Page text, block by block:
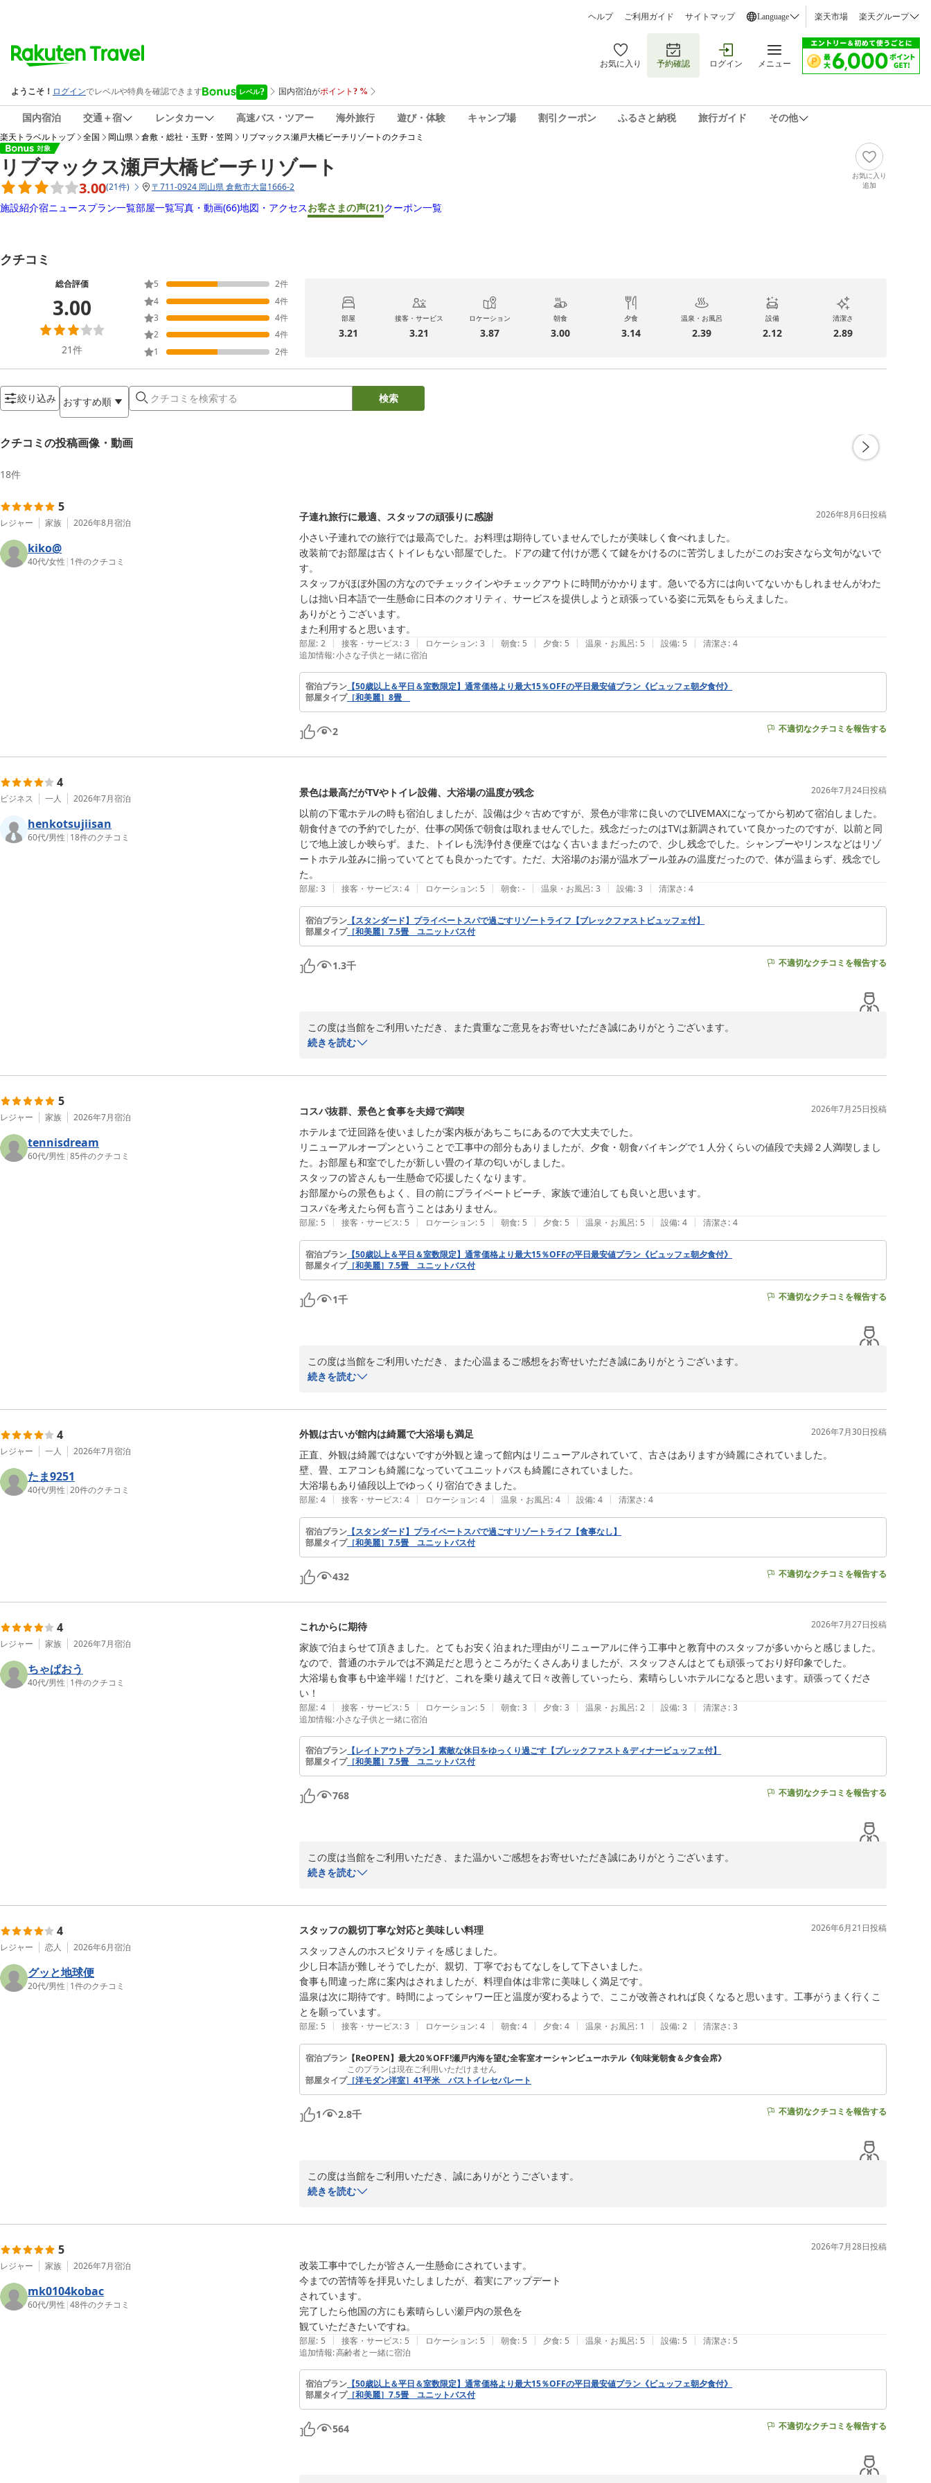
ヘルプ ご利用ガイド サイトマップ Language 楽天市場 楽天グループ
お気に入り 予約確認 ログイン メニュー
国内宿泊 交通＋宿 レンタカー 高速バス・ツアー 海外旅行 遊び・体験 キャンプ場 割引クーポン ふるさと納税 旅行ガイド その他
楽天トラベルトップ 全国 岡山県 倉敷・総社・玉野・笠岡 リブマックス瀬戸大橋ビーチリゾートのクチコミ
リブマックス瀬戸大橋ビーチリゾート
3.00(21件) 〒711-0924 岡山県 倉敷市大畠1666-2
お気に入り
追加
施設紹介宿ニュースプラン一覧部屋一覧写真・動画(66)地図・アクセスお客さまの声(21)クーポン一覧
クチコミ
総合評価
3.00
21件
5 2件
4
4件
3
4件
2
4件
1
2件
部屋
3.21
接客・サービス
3.21
ロケーション
3.87
朝食
3.00
夕食
3.14
温泉・お風呂
2.39
設備
2.12
清潔さ
2.89
絞り込み おすすめ順 検索
クチコミの投稿画像・動画
18件
5
レジャー 家族 2026年8月宿泊
kiko@
40代/女性 | 1件のクチコミ
子連れ旅行に最適、スタッフの頑張りに感謝 2026年8月6日投稿
小さい子連れでの旅行では最高でした。お料理は期待していませんでしたが美味しく食べれました。
改装前でお部屋は古くトイレもない部屋でした。ドアの建て付けが悪くて鍵をかけるのに苦労しましたがこのお安さなら文句がないで
す。
スタッフがほぼ外国の方なのでチェックインやチェックアウトに時間がかかります。急いでる方には向いてないかもしれませんがわた
しは拙い日本語で一生懸命に日本のクオリティ、サービスを提供しようと頑張っている姿に元気をもらえました。
ありがとうございます。
また利用すると思います。
部屋: 2 | 接客・サービス: 3 | ロケーション: 3 | 朝食: 5 | 夕食: 5 | 温泉・お風呂: 5 | 設備: 5 | 清潔さ: 4
追加情報:小さな子供と一緒に宿泊
宿泊プラン 【50歳以上＆平日＆室数限定】通常価格より最大15％OFFの平日最安値プラン《ビュッフェ朝夕食付》
部屋タイプ［和美麗］8畳
2 不適切なクチコミを報告する
4
ビジネス 一人 2026年7月宿泊
henkotsujiisan
60代/男性 | 18件のクチコミ
景色は最高だがTVやトイレ設備、大浴場の温度が残念 2026年7月24日投稿
以前の下電ホテルの時も宿泊しましたが、設備は少々古めですが、景色が非常に良いのでLIVEMAXになってから初めて宿泊しました。
朝食付きでの予約でしたが、仕事の関係で朝食は取れませんでした。残念だったのはTVは新調されていて良かったのですが、以前と同
じで地上波しか映らず。また、トイレも洗浄付き便座ではなく古いままだったので、少し残念でした。シャンプーやリンスなどはリゾ
ートホテル並みに揃っていてとても良かったです。ただ、大浴場のお湯が温水プール並みの温度だったので、体が温まらず、残念でし
た。
部屋: 3 | 接客・サービス: 4 | ロケーション: 5 | 朝食: - | 温泉・お風呂: 3 | 設備: 3 | 清潔さ: 4
宿泊プラン 【スタンダード】プライベートスパで過ごすリゾートライフ【ブレックファストビュッフェ付】
部屋タイプ［和美麗］7.5畳 ユニットバス付
1.3千 不適切なクチコミを報告する
この度は当館をご利用いただき、また貴重なご意見をお寄せいただき誠にありがとうございます。
以前より当館をご利用いただき、今回もお越しいただきましたこと心より感謝申し上げます。
一方で、客室設備や大浴場の温度につきまして、ご期待に沿うことができず申し訳ございませんでした。
んでまいります。
この度は貴重なご意見をいただき、誠にありがとうございました。
瀬戸大橋ビーチリゾート　宿泊担当
リブマックス瀬戸大橋ビーチリゾート
2026-07-27
続きを読む
5
レジャー 家族 2026年7月宿泊
tennisdream
60代/男性 |85件のクチコミ
コスパ抜群、景色と食事を夫婦で満喫 2026年7月25日投稿
ホテルまで迂回路を使いましたが案内板があちこちにあるので大丈夫でした。
リニューアルオープンということで工事中の部分もありましたが、夕食・朝食バイキングで１人分くらいの値段で夫婦２人満喫しまし
た。お部屋も和室でしたが新しい畳のイ草の匂いがしました。
スタッフの皆さんも一生懸命で応援したくなります。
お部屋からの景色もよく、目の前にプライベートビーチ、家族で連泊しても良いと思います。
コスパを考えたら何も言うことはありません。
部屋: 5 | 接客・サービス: 5 | ロケーション: 5 | 朝食: 5 | 夕食: 5 | 温泉・お風呂: 5 | 設備: 4 | 清潔さ: 4
宿泊プラン 【50歳以上＆平日＆室数限定】通常価格より最大15％OFFの平日最安値プラン《ビュッフェ朝夕食付》
部屋タイプ［和美麗］7.5畳 ユニットバス付
1千 不適切なクチコミを報告する
この度は当館をご利用いただき、また心温まるご感想をお寄せいただき誠にありがとうございます。
迂回路につきましても、ご不便をおかけする中ご理解いただきありがとうございます。
さらに、スタッフへの温かいお言葉まで頂戴し、心より感謝申し上げます。スタッフ一同、大変励みになります。
また機会がございましたら、ご家族皆様でもぜひお越しくださいませ。
スタッフ一同、心よりお待ちしております。
瀬戸大橋ビーチリゾート　宿泊担当
リブマックス瀬戸大橋ビーチリゾート
続きを読む
4
レジャー 一人 2026年7月宿泊
たま9251
40代/男性 |20件のクチコミ
外観は古いが館内は綺麗で大浴場も満足 2026年7月30日投稿
正直、外観は綺麗ではないですが外観と違って館内はリニューアルされていて、古さはありますが綺麗にされていました。
壁、畳、エアコンも綺麗になっていてユニットバスも綺麗にされていました。
大浴場もあり値段以上でゆっくり宿泊できました。
部屋: 4 | 接客・サービス: 4 | ロケーション: 4 | 温泉・お風呂: 4 | 設備: 4 | 清潔さ: 4
宿泊プラン 【スタンダード】プライベートスパで過ごすリゾートライフ【食事なし】
部屋タイプ［和美麗］7.5畳 ユニットバス付
432 不適切なクチコミを報告する
4
レジャー 家族 2026年7月宿泊
ちゃぱおう
40代/男性 | 1件のクチコミ
これからに期待 2026年7月27日投稿
家族で泊まらせて頂きました。とてもお安く泊まれた理由がリニューアルに伴う工事中と教育中のスタッフが多いからと感じました。
なので、普通のホテルでは不満足だと思うところがたくさんありましたが、スタッフさんはとても頑張っており好印象でした。
大浴場も食事も中途半端！だけど、これを乗り越えて日々改善していったら、素晴らしいホテルになると思います。頑張ってくださ
い！
部屋: 4 | 接客・サービス: 5 | ロケーション: 5 | 朝食: 3 | 夕食: 3 | 温泉・お風呂: 2 | 設備: 3 | 清潔さ: 3
追加情報:小さな子供と一緒に宿泊
宿泊プラン 【レイトアウトプラン】素敵な休日をゆっくり過ごす【ブレックファスト＆ディナービュッフェ付】
部屋タイプ［和美麗］7.5畳 ユニットバス付
768 不適切なクチコミを報告する
この度は当館をご利用いただき、また温かいご感想をお寄せいただき誠にありがとうございます。
リニューアル工事に伴い、ご不便をおかけする点もあったかと存じますがスタッフへの温かいお言葉をいただき、心より感謝申し
また、大浴場やお食事につきましても貴重なご意見をありがとうございます。いただいたお言葉を励みに日々改善を重ね、より満
「頑張ってください」とのお言葉は、スタッフ一同にとって大変励みになります。
またお越しいただける日を心よりお待ちしております。
この度は誠にありがとうございました。
瀬戸大橋ビーチリゾート　宿泊担当
リブマックス瀬戸大橋ビーチリゾート
2026-07-30
続きを読む
4
レジャー 恋人 2026年6月宿泊
グッと地球便
20代/男性 | 1件のクチコミ
スタッフの親切丁寧な対応と美味しい料理 2026年6月21日投稿
スタッフさんのホスピタリティを感じました。
少し日本語が難しそうでしたが、親切、丁寧でおもてなしをして下さいました。
食事も間違った席に案内はされましたが、料理自体は非常に美味しく満足です。
温泉は次に期待です。時間によってシャワー圧と温度が変わるようで、ここが改善されれば良くなると思います。工事がうまく行くこ
とを願っています。
部屋: 5 | 接客・サービス: 3 | ロケーション: 4 | 朝食: 4 | 夕食: 4 | 温泉・お風呂: 1 | 設備: 2 | 清潔さ: 3
宿泊プラン 【ReOPEN】最大20％OFF!瀬戸内海を望む全客室オーシャンビューホテル《旬味覚朝食＆夕食会席》
このプランは現在ご利用いただけません
部屋タイプ［洋モダン洋室］41平米 バストイレセパレート
1 2.8千 不適切なクチコミを報告する
この度は当館をご利用いただき、誠にありがとうございます。
スタッフへの温かいお言葉をいただき、大変嬉しく拝読いたしました。また、お食事につきましてもご満足いただけたとのこと、
一方で、お席のご案内や温泉設備につきましてはご不便をおかけし、申し訳ございませんでした。いただいたご意見を参考に、よ
瀬戸大橋ビーチリゾート　宿泊担当
リブマックス瀬戸大橋ビーチリゾート
2026-06-25
続きを読む
5
レジャー 家族 2026年7月宿泊
mk0104kobac
60代/男性 |48件のクチコミ
2026年7月28日投稿
改装工事中でしたが皆さん一生懸命にされています。
今までの苦情等を拝見いたしましたが、着実にアップデート
されています。
完了したら他国の方にも素晴らしい瀬戸内の景色を
観ていただきたいですね。
部屋: 5 | 接客・サービス: 5 | ロケーション: 5 | 朝食: 5 | 夕食: 5 | 温泉・お風呂: 5 | 設備: 5 | 清潔さ: 5
追加情報:高齢者と一緒に宿泊
宿泊プラン 【50歳以上＆平日＆室数限定】通常価格より最大15％OFFの平日最安値プラン《ビュッフェ朝夕食付》
部屋タイプ［和美麗］7.5畳 ユニットバス付
564 不適切なクチコミを報告する